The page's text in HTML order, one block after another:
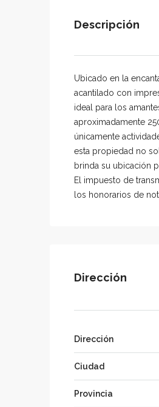
Descripción
Ubicado en la
acantilado con
ideal para los
aproximadamente
únicamente
esta propiedad no
brinda su ubicación
El impuesto de
los honorarios de
Dirección
Dirección
Ciudad
Provincia